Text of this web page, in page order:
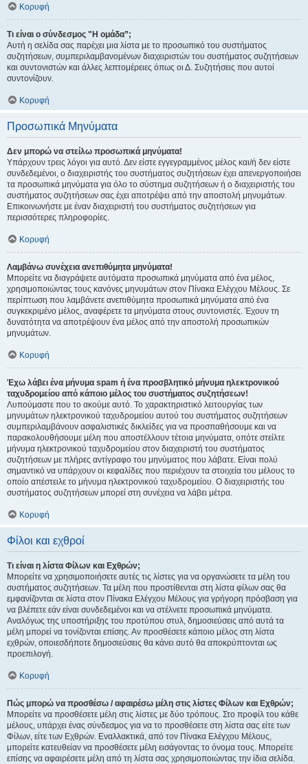
Κορυφή
Τι είναι ο σύνδεσμος "Η ομάδα”;
Αυτή η σελίδα σας παρέχει μια λίστα με το προσωπικό του συστήματος
συζητήσεων, συμπεριλαμβανομένων διαχειριστών του συστήματος συζητήσεων
και συντονιστών και άλλες λεπτομέρειες όπως οι Δ. Συζητήσεις που αυτοί
συντονίζουν.
Κορυφή
Προσωπικά Μηνύματα
Δεν μπορώ να στείλω προσωπικά μηνύματα!
Υπάρχουν τρεις λόγοι για αυτό. Δεν είστε εγγεγραμμένος μέλος και/ή δεν είστε
συνδεδεμένοι, ο διαχειριστής του συστήματος συζητήσεων έχει απενεργοποιήσει
τα προσωπικά μηνύματα για όλο το σύστημα συζητήσεων ή ο διαχειριστής του
συστήματος συζητήσεων σας έχει αποτρέψει από την αποστολή μηνυμάτων.
Επικοινωνήστε με έναν διαχειριστή του συστήματος συζητήσεων για
περισσότερες πληροφορίες.
Κορυφή
Λαμβάνω συνέχεια ανεπιθύμητα μηνύματα!
Μπορείτε να διαγράψετε αυτόματα προσωπικά μηνύματα από ένα μέλος,
χρησιμοποιώντας τους κανόνες μηνυμάτων στον Πίνακα Ελέγχου Μέλους. Σε
περίπτωση που λαμβάνετε ανεπιθύμητα προσωπικά μηνύματα από ένα
συγκεκριμένο μέλος, αναφέρετε τα μηνύματα στους συντονιστές. Έχουν τη
δυνατότητα να αποτρέψουν ένα μέλος από την αποστολή προσωπικών
μηνυμάτων.
Κορυφή
Έχω λάβει ένα μήνυμα spam ή ένα προσβλητικό μήνυμα ηλεκτρονικού
ταχυδρομείου από κάποιο μέλος του συστήματος συζητήσεων!
Λυπούμαστε που το ακούμε αυτό. Το χαρακτηριστικό λειτουργίας των
μηνυμάτων ηλεκτρονικού ταχυδρομείου αυτού του συστήματος συζητήσεων
συμπεριλαμβάνουν ασφαλιστικές δικλείδες για να προσπαθήσουμε και να
παρακολουθήσουμε μέλη που αποστέλλουν τέτοια μηνύματα, οπότε στείλτε
μήνυμα ηλεκτρονικού ταχυδρομείου στον διαχειριστή του συστήματος
συζητήσεων με πλήρες αντίγραφο του μηνύματος που λάβατε. Είναι πολύ
σημαντικό να υπάρχουν οι κεφαλίδες που περιέχουν τα στοιχεία του μέλους το
οποίο απέστειλε το μήνυμα ηλεκτρονικού ταχυδρομείου. Ο διαχειριστής του
συστήματος συζητήσεων μπορεί στη συνέχεια να λάβει μέτρα.
Κορυφή
Φίλοι και εχθροί
Τι είναι η λίστα Φίλων και Εχθρών;
Μπορείτε να χρησιμοποιήσετε αυτές τις λίστες για να οργανώσετε τα μέλη του
συστήματος συζητήσεων. Τα μέλη που προστίθενται στη λίστα φίλων σας θα
εμφανίζονται σε λίστα στον Πίνακα Ελέγχου Μέλους για γρήγορη πρόσβαση για
να βλέπετε εάν είναι συνδεδεμένοι και να στέλνετε προσωπικά μηνύματα.
Αναλόγως της υποστήριξης του προτύπου στυλ, δημοσιεύσεις από αυτά τα
μέλη μπορεί να τονίζονται επίσης. Αν προσθέσετε κάποιο μέλος στη λίστα
εχθρών, οποιεσδήποτε δημοσιεύσεις θα κάνει αυτό θα αποκρύπτονται ως
προεπιλογή.
Κορυφή
Πώς μπορώ να προσθέσω / αφαιρέσω μέλη στις λίστες Φίλων και Εχθρών;
Μπορείτε να προσθέσετε μέλη στις λίστες με δύο τρόπους. Στο προφίλ του κάθε
μέλους, υπάρχει ένας σύνδεσμος για να το προσθέσετε στη λίστα σας είτε των
Φίλων, είτε των Εχθρών. Εναλλακτικά, από τον Πίνακα Ελέγχου Μέλους,
μπορείτε κατευθείαν να προσθέσετε μέλη εισάγοντας το όνομα τους. Μπορείτε
επίσης να αφαιρέσετε μέλη από τη λίστα σας χρησιμοποιώντας την ίδια σελίδα.